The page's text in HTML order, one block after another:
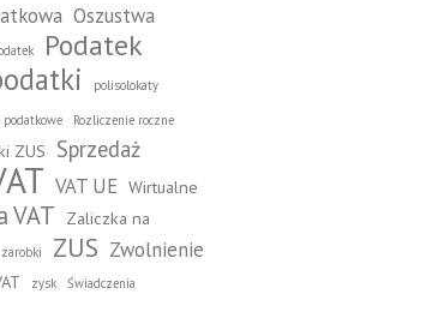
Oszustwa
Podatek
polisolokaty
podatkowe Rozliczenie roczne
ZUS Sprzedaż
VAT UE Wirtualne
VAT Zaliczka na
zarobki ZUS Zwolnienie
zysk Świadczenia